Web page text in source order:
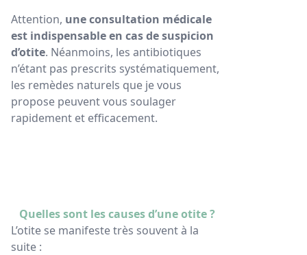
Attention, une consultation médicale
est indispensable en cas de suspicion
d’otite. Néanmoins, les antibiotiques
n’étant pas prescrits systématiquement,
les remèdes naturels que je vous
propose peuvent vous soulager
rapidement et efficacement.
Quelles sont les causes d’une otite ?
L’otite se manifeste très souvent à la
suite :